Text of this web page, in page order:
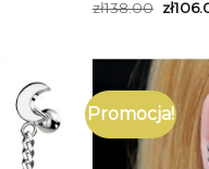
zł138.00 zł
Promocja!